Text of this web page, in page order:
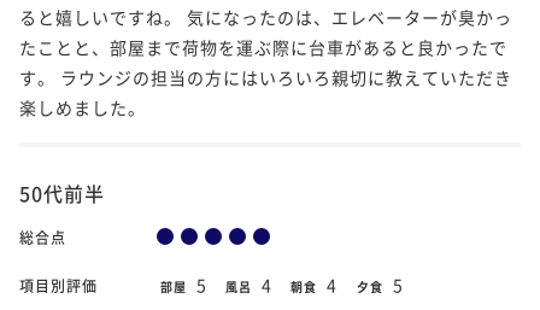
ると嬉しいですね。 気になったのは、エレベーターが臭かっ
たことと、部屋まで荷物を運ぶ際に台車があると良かったで
す。 ラウンジの担当の方にはいろいろ親切に教えていただき
楽しめました。
50代前半
総合点
項目別評価 部屋 5 風呂 4 朝食 4 夕食 5